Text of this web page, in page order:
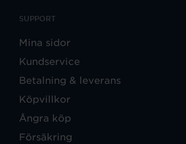
SUPPORT
Mina sidor
Kundservice
Betalning & leverans
Köpvillkor
Ångra köp
Försäkring